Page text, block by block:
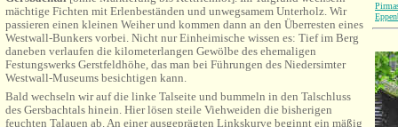
mächtige Fichten mit Erlenbeständen und unwegsamem Unterholz. Wir
passieren einen kleinen Weiher und kommen dann an den Überresten eines
Westwall-Bunkers vorbei. Nicht nur Einheimische wissen es: Tief im Berg
daneben verlaufen die kilometerlangen Gewölbe des ehemaligen
Festungswerks Gerstfeldhöhe, das man bei Führungen des Niedersimter
Westwall-Museums besichtigen kann.
Bald wechseln wir auf die linke Talseite und bummeln in den Talschluss
des Gersbachtals hinein. Hier lösen steile Viehweiden die bisherigen
feuchten Talauen ab. An einer ausgeprägten Linkskurve beginnt ein mäßig